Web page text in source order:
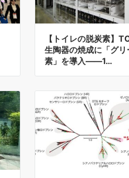
【トイレの脱炭素】
生陶器の焼成に「グリ
素」を導入——1…